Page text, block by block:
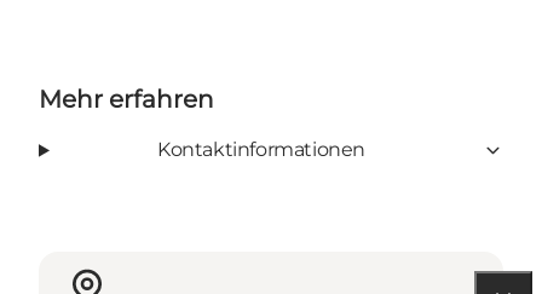
Mehr erfahren
Kontaktinformationen